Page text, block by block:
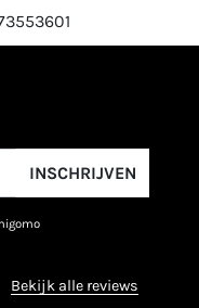
INSCHRIJVEN
bekijk alle reviews